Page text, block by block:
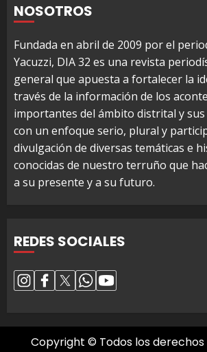
NOSOTROS
Fundada en abril de 2009 por el
Yacuzzi, DIA 32 es una revista
general que apuesta a fortalecer la
través de la información de los
importantes del ámbito distrital y
con un enfoque serio, plural y
divulgación de diversas temáticas e
conocidas de nuestro terruño que
a su presente y a su futuro.
REDES SOCIALES
Copyright © Todos los derechos